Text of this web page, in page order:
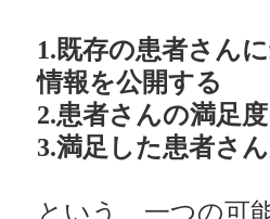
1.既存の患者さん
情報を公開する
2.患者さんの満足
3.満足した患者さ
という、一つの可